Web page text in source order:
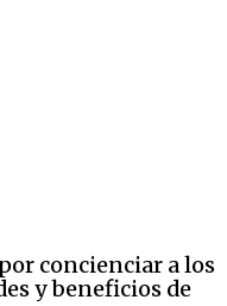
concienciar a los
y beneficios de